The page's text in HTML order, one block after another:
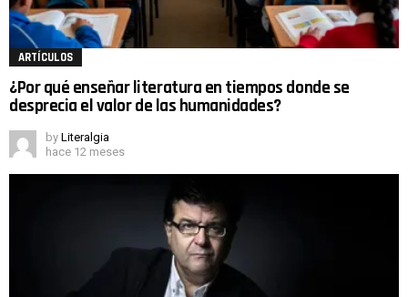
ARTÍCULOS
¿Por qué enseñar literatura en tiempos donde se
desprecia el valor de las humanidades?
by Literalgia
hace 12 meses